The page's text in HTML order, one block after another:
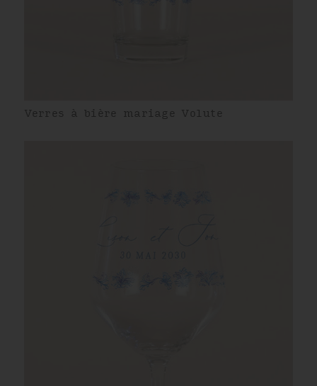
Verres à bière mariage Volute